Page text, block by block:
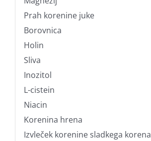
Prah korenine juke
Borovnica
Holin
Sliva
Inozitol
L-cistein
Niacin
Korenina hrena
Izvleček korenine sladkega korena